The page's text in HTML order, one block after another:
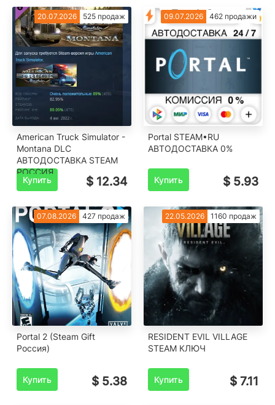
20.07.2026 525 продаж
American Truck Simulator -
Montana DLC
АВТОДОСТАВКА STEAM
РОССИЯ
Купить $ 12.34
09.07.2026 462 продажи
Portal STEAM•RU
️АВТОДОСТАВКА 0%
Купить $ 5.93
07.08.2026 427 продаж
Portal 2 (Steam Gift
Россия)
Купить $ 5.38
22.05.2026 1160 продаж
RESIDENT EVIL VILLAGE
STEAM КЛЮЧ
Купить $ 7.11